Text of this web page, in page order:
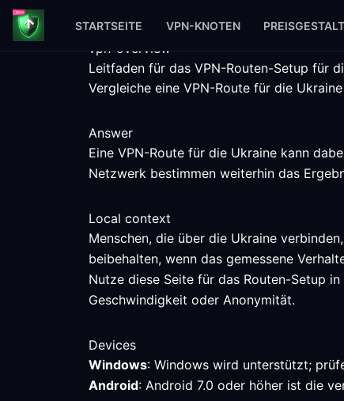
STARTSEITE VPN-KNOTEN
vpn-overview
Leitfaden für das VPN-Routen-Setup für
Vergleiche eine VPN-Route für die
Answer
Eine VPN-Route für die Ukraine kann
Netzwerk bestimmen weiterhin das
Local context
Menschen, die über die Ukraine
beibehalten, wenn das gemessene
Nutze diese Seite für das Routen-Setup
Geschwindigkeit oder Anonymität.
Devices
Windows: Windows wird unterstützt;
Android: Android 7.0 oder höher ist die